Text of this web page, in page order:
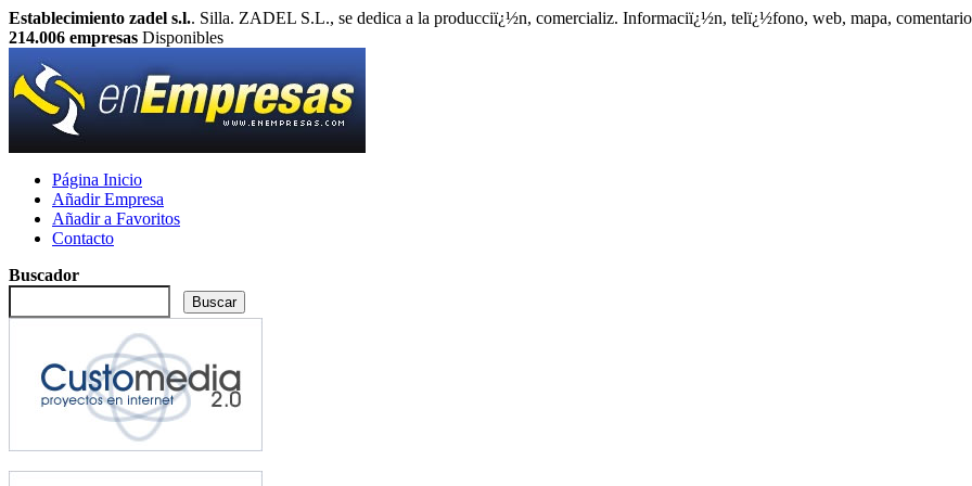
Establecimiento zadel s.l.. Silla. ZADEL S.L., se dedica a la producciï¿½n, comercializ. Informaciï¿½n, telï¿½fono, web, mapa,
214.006 empresas Disponibles
Página Inicio
Añadir Empresa
Añadir a Favoritos
Contacto
Buscador